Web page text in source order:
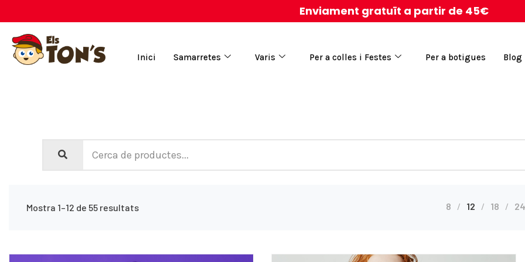
Enviament gratuït a partir de 45€
Inici Samarretes Varis Per a colles i Festes Per a botigues Blog
Mostra 1–12 de 55 resultats 8 12 18 24